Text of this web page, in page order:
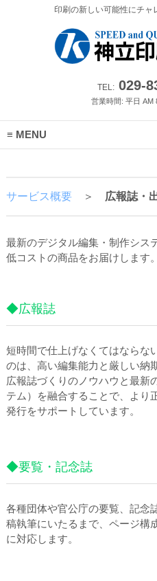
印刷の新しい可能性にチャ
TEL:029-
営業時間: 平日 AM
MENU
サービス概要＞ 広報誌・
最新のデジタル編集・制作シス
低コストの商品をお届けします。
◆広報誌
短時間で仕上げなくてはならな
のは、高い編集能力と厳しい納
広報誌づくりのノウハウと最新
テム）を融合することで、より
発行をサポートしています。
◆要覧・記念誌
各種団体や官公庁の要覧、記念
稿執筆にいたるまで、ページ構
に対応します。